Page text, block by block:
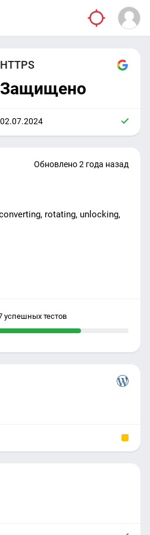
HTTPS
Защищено
02.07.2024
Обновлено 2 года назад
rotating, unlocking,
успешных тестов